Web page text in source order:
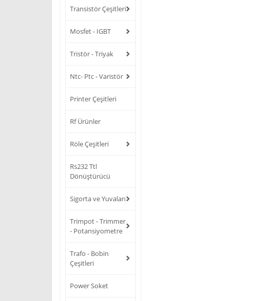
Transistör Çeşitleri
Mosfet - IGBT
Tristör - Triyak
Ntc- Ptc - Varistör
Printer Çeşitleri
Rf Ürünler
Röle Çeşitleri
Rs232 Ttl
Dönüştürücü
Sigorta ve Yuvaları
Trimpot - Trimmer
- Potansiyometre
Trafo - Bobin
Çeşitleri
Power Soket